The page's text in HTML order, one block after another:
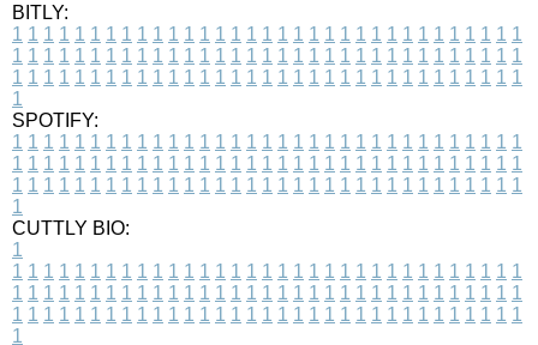
BITLY:
1 1 1 1 1 1 1 1 1 1 1 1 1 1 1 1 1 1 1 1 1 1 1 1 1 1 1 1 1 1 1 1 1
1 1 1 1 1 1 1 1 1 1 1 1 1 1 1 1 1 1 1 1 1 1 1 1 1 1 1 1 1 1 1 1 1
1 1 1 1 1 1 1 1 1 1 1 1 1 1 1 1 1 1 1 1 1 1 1 1 1 1 1 1 1 1 1 1 1
1
SPOTIFY:
1 1 1 1 1 1 1 1 1 1 1 1 1 1 1 1 1 1 1 1 1 1 1 1 1 1 1 1 1 1 1 1 1
1 1 1 1 1 1 1 1 1 1 1 1 1 1 1 1 1 1 1 1 1 1 1 1 1 1 1 1 1 1 1 1 1
1 1 1 1 1 1 1 1 1 1 1 1 1 1 1 1 1 1 1 1 1 1 1 1 1 1 1 1 1 1 1 1 1
1
CUTTLY BIO:
1
1 1 1 1 1 1 1 1 1 1 1 1 1 1 1 1 1 1 1 1 1 1 1 1 1 1 1 1 1 1 1 1 1
1 1 1 1 1 1 1 1 1 1 1 1 1 1 1 1 1 1 1 1 1 1 1 1 1 1 1 1 1 1 1 1 1
1 1 1 1 1 1 1 1 1 1 1 1 1 1 1 1 1 1 1 1 1 1 1 1 1 1 1 1 1 1 1 1 1
1